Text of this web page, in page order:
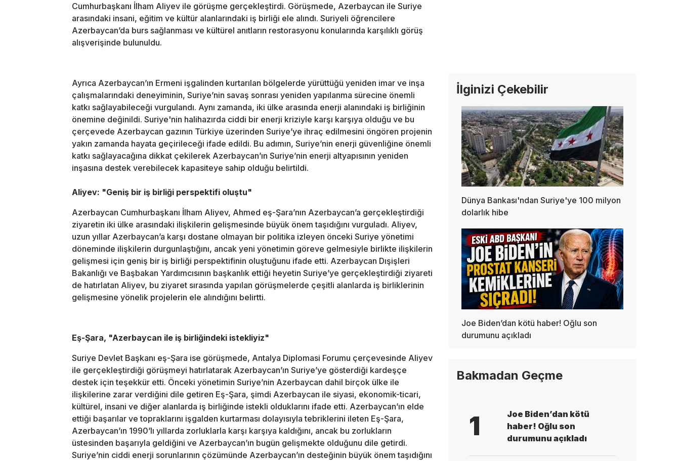
Cumhurbaşkanı İlham Aliyev ile görüşme gerçekleştirdi. Görüşmede, Azerbaycan ile Suriye
arasındaki insani, eğitim ve kültür alanlarındaki iş birliği ele alındı. Suriyeli öğrencilere
Azerbaycan’da burs sağlanması ve kültürel anıtların restorasyonu konularında karşılıklı görüş
alışverişinde bulunuldu.
Ayrıca Azerbaycan’ın Ermeni işgalinden kurtarılan bölgelerde yürüttüğü yeniden imar ve inşa
çalışmalarındaki deneyiminin, Suriye’nin savaş sonrası yeniden yapılanma sürecine önemli
katkı sağlayabileceği vurgulandı. Aynı zamanda, iki ülke arasında enerji alanındaki iş birliğinin
önemine değinildi. Suriye'nin halihazırda ciddi bir enerji kriziyle karşı karşıya olduğu ve bu
çerçevede Azerbaycan gazının Türkiye üzerinden Suriye’ye ihraç edilmesini öngören projenin
yakın zamanda hayata geçirileceği ifade edildi. Bu adımın, Suriye’nin enerji güvenliğine önemli
katkı sağlayacağına dikkat çekilerek Azerbaycan’ın Suriye’nin enerji altyapısının yeniden
inşasına destek verebilecek kapasiteye sahip olduğu belirtildi.
Aliyev: "Geniş bir iş birliği perspektifi oluştu"
Azerbaycan Cumhurbaşkanı İlham Aliyev, Ahmed eş-Şara’nın Azerbaycan’a gerçekleştirdiği
ziyaretin iki ülke arasındaki ilişkilerin gelişmesinde büyük önem taşıdığını vurguladı. Aliyev,
uzun yıllar Azerbaycan’a karşı dostane olmayan bir politika izleyen önceki Suriye yönetimi
döneminde ilişkilerin durgunlaştığını, ancak yeni yönetimin göreve gelmesiyle birlikte ilişkilerin
gelişmesi için geniş bir iş birliği perspektifinin oluştuğunu ifade etti. Azerbaycan Dışişleri
Bakanlığı ve Başbakan Yardımcısının başkanlık ettiği heyetin Suriye’ye gerçekleştirdiği ziyareti
de hatırlatan Aliyev, bu ziyaret sırasında yapılan görüşmelerde çeşitli alanlarda iş birliklerinin
gelişmesine yönelik projelerin ele alındığını belirtti.
Eş-Şara, "Azerbaycan ile iş birliğindeki istekliyiz"
Suriye Devlet Başkanı eş-Şara ise görüşmede, Antalya Diplomasi Forumu çerçevesinde Aliyev
ile gerçekleştirdiği görüşmeyi hatırlatarak Azerbaycan’ın Suriye’ye gösterdiği kardeşçe
destek için teşekkür etti. Önceki yönetimin Suriye’nin Azerbaycan dahil birçok ülke ile
ilişkilerine zarar verdiğini dile getiren Eş-Şara, şimdi Azerbaycan ile siyasi, ekonomik-ticari,
kültürel, insani ve diğer alanlarda iş birliğinde istekli olduklarını ifade etti. Azerbaycan’ın elde
ettiği başarılar ve topraklarını işgalden kurtarması dolayısıyla tebriklerini ileten Eş-Şara,
Azerbaycan’ın 1990’lı yıllarda zorluklarla karşı karşıya kaldığını, ancak bu zorlukların
üstesinden başarıyla geldiğini ve Azerbaycan’ın bugün gelişmekte olduğunu dile getirdi.
Suriye’nin ciddi enerji sorunlarının çözümünde Azerbaycan’ın desteğinin büyük önem taşıdığını
İlginizi Çekebilir
Dünya Bankası'ndan Suriye'ye 100 milyon
dolarlık hibe
Joe Biden’dan kötü haber! Oğlu son
durumunu açıkladı
Bakmadan Geçme
1
Joe Biden’dan kötü
haber! Oğlu son
durumunu açıkladı